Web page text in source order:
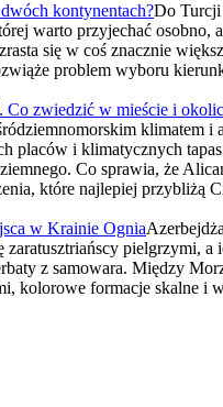
kontynentach?Do Turcji
warto przyjechać
się w coś znacznie
problem wyboru
Co zwiedzić w mieście i
klimatem
placów i klimatycznych
Co sprawia, że
które najlepiej przybliżą
w Krainie Ognia
pielgrzymi,
z samowara. Między
kolorowe formacje skalne i